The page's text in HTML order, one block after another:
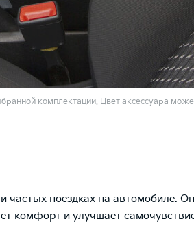
комплектации. Цвет аксессуара
частых поездках на автомобиле.
комфорт и улучшает